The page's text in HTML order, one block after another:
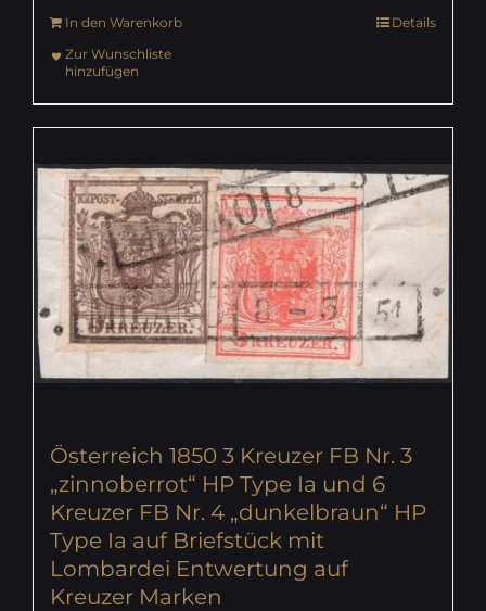
In den Warenkorb
Details
Zur Wunschliste
hinzufügen
Österreich 1850 3 Kreuzer FB Nr. 3
„zinnoberrot“ HP Type Ia und 6
Kreuzer FB Nr. 4 „dunkelbraun“ HP
Type Ia auf Briefstück mit
Lombardei Entwertung auf
Kreuzer Marken